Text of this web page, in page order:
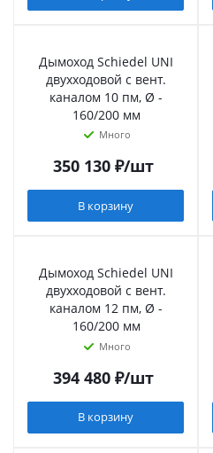
Дымоход Schiedel UNI
двухходовой с вент.
каналом 10 пм, Ø -
160/200 мм
Много
350 130₽/шт
В корзину
Дымоход Schiedel UNI
двухходовой с вент.
каналом 12 пм, Ø -
160/200 мм
Много
394 480₽/шт
В корзину